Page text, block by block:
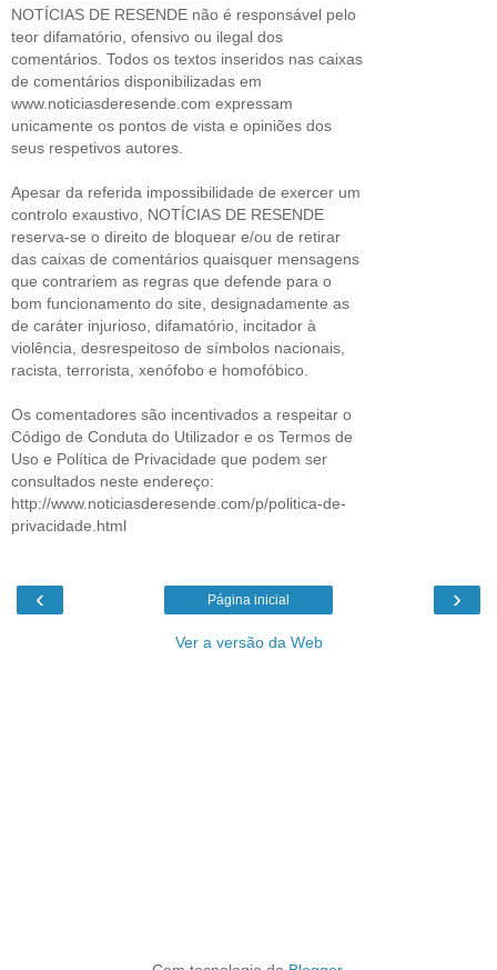
NOTÍCIAS DE RESENDE não é responsável pelo
teor difamatório, ofensivo ou ilegal dos
comentários. Todos os textos inseridos nas caixas
de comentários disponibilizadas em
www.noticiasderesende.com expressam
unicamente os pontos de vista e opiniões dos
seus respetivos autores.
Apesar da referida impossibilidade de exercer um
controlo exaustivo, NOTÍCIAS DE RESENDE
reserva-se o direito de bloquear e/ou de retirar
das caixas de comentários quaisquer mensagens
que contrariem as regras que defende para o
bom funcionamento do site, designadamente as
de caráter injurioso, difamatório, incitador à
violência, desrespeitoso de símbolos nacionais,
racista, terrorista, xenófobo e homofóbico.
Os comentadores são incentivados a respeitar o
Código de Conduta do Utilizador e os Termos de
Uso e Política de Privacidade que podem ser
consultados neste endereço:
http://www.noticiasderesende.com/p/politica-de-
privacidade.html
‹ ›
Página inicial
Ver a versão da Web